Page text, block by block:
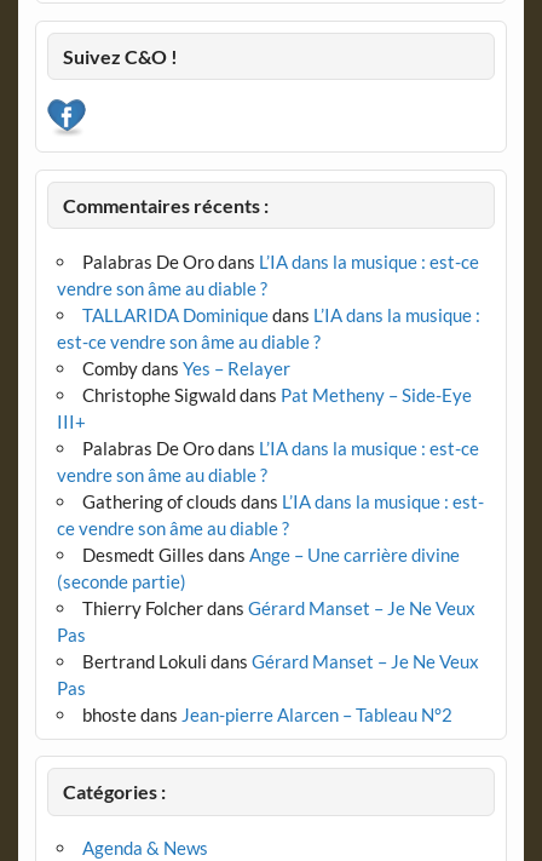
Suivez C&O !
Commentaires récents :
Palabras De Orodans L’IA dans la musique : est-ce
vendre son âme au diable ?
TALLARIDA Dominiquedans L’IA dans la musique :
est-ce vendre son âme au diable ?
Combydans Yes – Relayer
Christophe Sigwalddans Pat Metheny – Side-Eye
III+
Palabras De Orodans L’IA dans la musique : est-ce
vendre son âme au diable ?
Gathering of clouds dans L’IA dans la musique : est-
ce vendre son âme au diable ?
Desmedt Gilles dans Ange – Une carrière divine
(seconde partie)
Thierry Folcherdans Gérard Manset – Je Ne Veux
Pas
Bertrand Lokuli dans Gérard Manset – Je Ne Veux
Pas
bhostedans Jean-pierre Alarcen – Tableau N°2
Catégories :
Agenda & News